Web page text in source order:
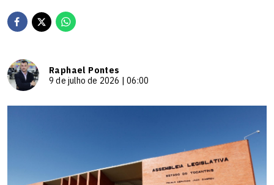
Raphael Pontes
9 de julho de 2026 | 06:00